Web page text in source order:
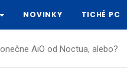
NOVINKY TICHÉ PC
AiO od Noctua, alebo?